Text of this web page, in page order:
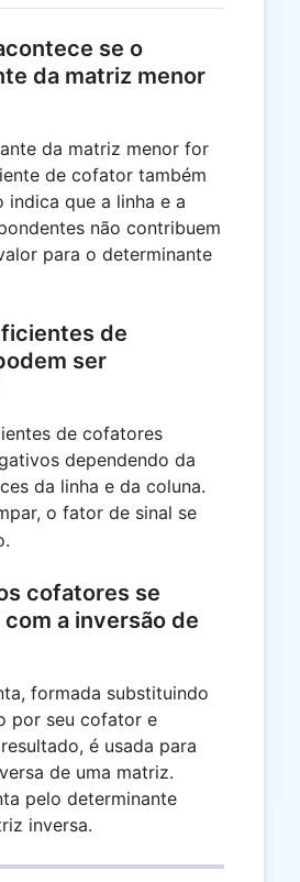
se o
da matriz menor
da matriz menor for
de cofator também
indica que a linha e a
não contribuem
para o determinante
de
ser
de cofatores
dependendo da
da linha e da coluna.
o fator de sinal se
cofatores se
a inversão de
formada substituindo
por seu cofator e
é usada para
de uma matriz.
pelo determinante
inversa.